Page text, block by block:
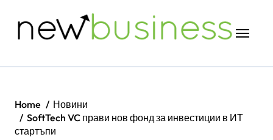
Home
Новини
SoftTech VC прави нов фонд за инвестиции в ИТ
стартъпи